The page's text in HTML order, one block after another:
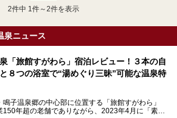
2件中 1件～2件を表示
泉ニュース
「旅館すがわら」宿泊レビュー！３本の自
８つの浴室で“湯めぐり三昧”可能な温泉特
鳴子温泉郷の中心部に位置する「旅館すがわら」
150年超の老舗でありながら、2023年4月に「素泊